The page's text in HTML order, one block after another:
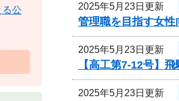
2025年5月23日更新
管理職を目指す女性
2025年5月23日更新
【高工第7-12号】
2025年5月23日更新
る公